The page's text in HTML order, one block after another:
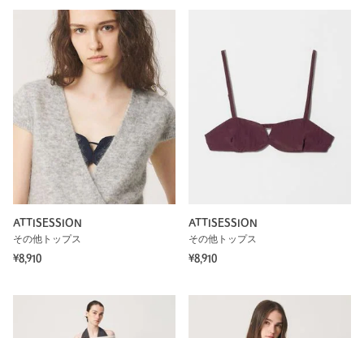
ATTISESSION
その他トップス
¥8,910
ATTISESSION
その他トップス
¥8,910